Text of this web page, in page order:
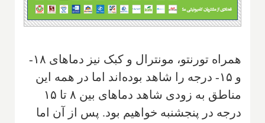
همراه تورنتو، مونترال و کبک نیز دماهای ۱۸-
و ۱۵- درجه را شاهد بوده‌اند اما در همه این
مناطق به زودی شاهد دماهای بین ۸ تا ۱۵
درجه در پنجشنبه خواهیم بود. پس از آن اما